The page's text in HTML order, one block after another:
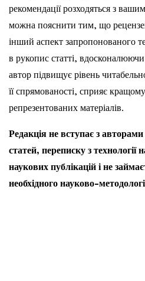
рекомендації розходяться з
можна пояснити тим, що
інший аспект запропонованого
в рукопис статті,
автор підвищує рівень
її спрямованості, сприяє
репрезентованих матеріалів.
Редакція не вступає з
статей, переписку з
наукових публікацій і не
необхідного науково-